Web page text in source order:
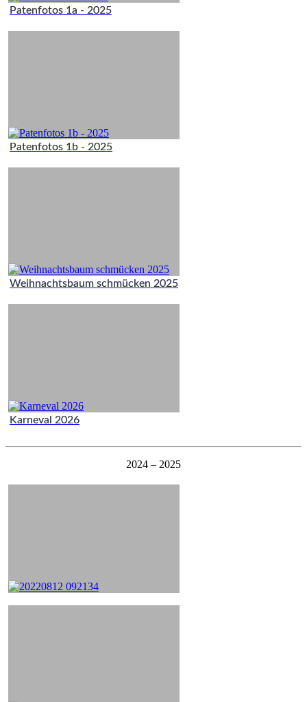
Patenfotos 1a - 2025
Patenfotos 1b - 2025
Weihnachtsbaum schmücken 2025
Karneval 2026
2024 – 2025